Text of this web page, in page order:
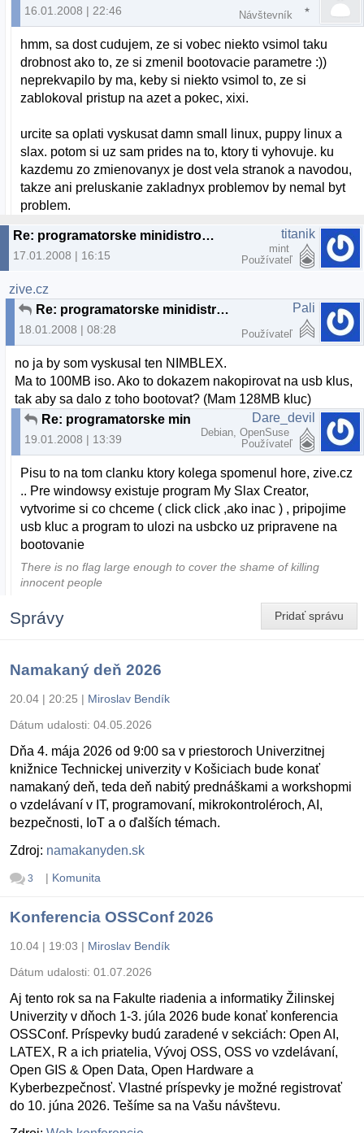
16.01.2008 | 22:46 Návštevník
hmm, sa dost cudujem, ze si vobec niekto vsimol taku
drobnost ako to, ze si zmenil bootovacie parametre :))
neprekvapilo by ma, keby si niekto vsimol to, ze si
zablokoval pristup na azet a pokec, xixi.
urcite sa oplati vyskusat damn small linux, puppy linux a
slax. potom si uz sam prides na to, ktory ti vyhovuje. ku
kazdemu zo zmienovanyx je dost vela stranok a navodou,
takze ani preluskanie zakladnyx problemov by nemal byt
problem.
Re: programatorske minidistro na USB
17.01.2008 | 16:15
titanik
mint
Používateľ
zive.cz
Re: programatorske minidistro na USB
18.01.2008 | 08:28
Pali
Používateľ
no ja by som vyskusal ten NIMBLEX.
Ma to 100MB iso. Ako to dokazem nakopirovat na usb klus,
tak aby sa dalo z toho bootovat? (Mam 128MB kluc)
19.01.2008 | 13:39
Dare_devil
Debian, OpenSuse
Používateľ
Pisu to na tom clanku ktory kolega spomenul hore, zive.cz
.. Pre windowsy existuje program My Slax Creator,
vytvorime si co chceme ( click click ,ako inac ) , pripojime
usb kluc a program to ulozi na usbcko uz pripravene na
bootovanie
There is no flag large enough to cover the shame of killing
innocent people
Pridať správu
Správy
Namakaný deň 2026
20.04 | 20:25 | Miroslav Bendík
Dátum udalosti: 04.05.2026
Dňa 4. mája 2026 od 9:00 sa v priestoroch Univerzitnej
knižnice Technickej univerzity v Košiciach bude konať
namakaný deň, teda deň nabitý prednáškami a workshopmi
o vzdelávaní v IT, programovaní, mikrokontroléroch, AI,
bezpečnosti, IoT a o ďalších témach.
Zdroj: namakanyden.sk
3 | Komunita
Konferencia OSSConf 2026
10.04 | 19:03 | Miroslav Bendík
Dátum udalosti: 01.07.2026
Aj tento rok sa na Fakulte riadenia a informatiky Žilinskej
Univerzity v dňoch 1-3. júla 2026 bude konať konferencia
OSSConf. Príspevky budú zaradené v sekciách: Open AI,
LATEX, R a ich priatelia, Vývoj OSS, OSS vo vzdelávaní,
Open GIS & Open Data, Open Hardware a
Kyberbezpečnosť. Vlastné príspevky je možné registrovať
do 10. júna 2026. Tešíme sa na Vašu návštevu.